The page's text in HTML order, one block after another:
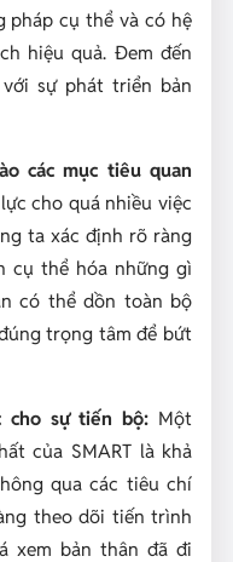
pháp cụ thể và có hệ
hiệu quả. Đem đến
sự phát triển bản
các mục tiêu quan
cho quá nhiều việc
ta xác định rõ ràng
cụ thể hóa những gì
có thể dồn toàn bộ
trọng tâm để bứt
cho sự tiến bộ: Một
của SMART là khả
qua các tiêu chí
theo dõi tiến trình
xem bản thân đã đi